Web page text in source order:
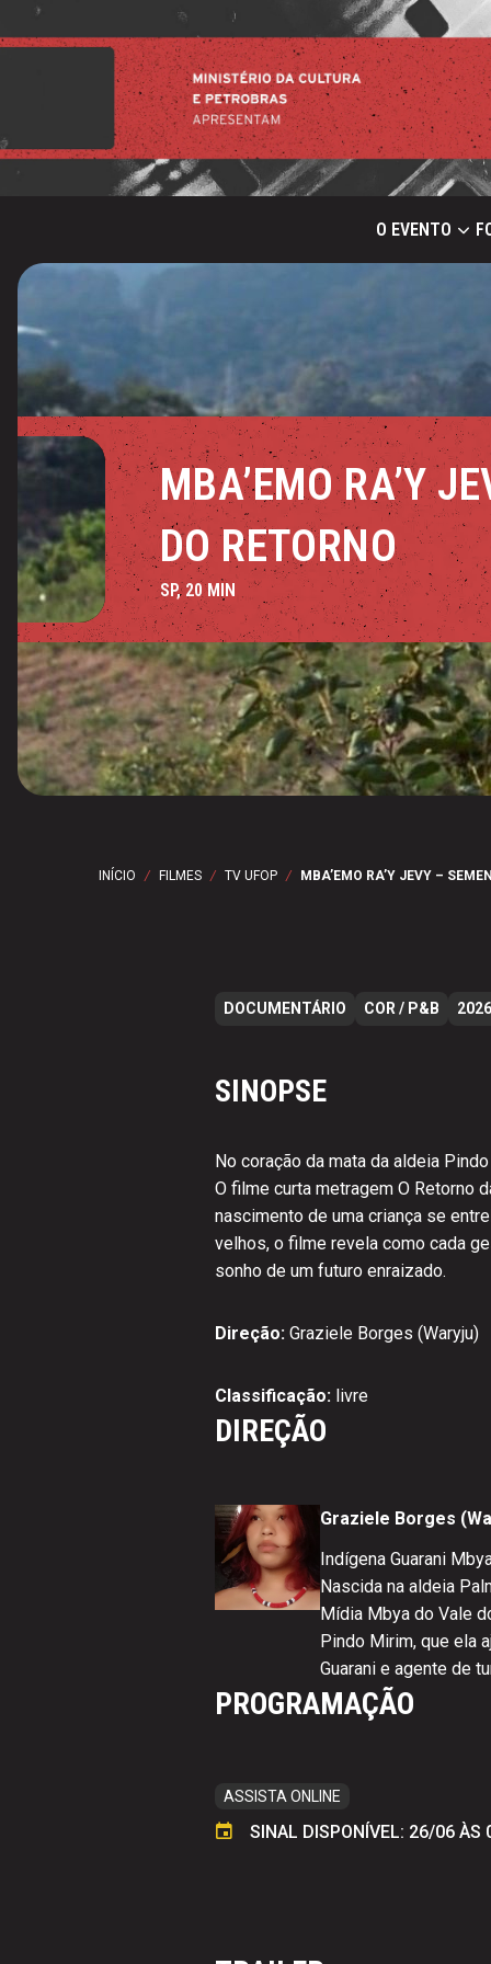
O EVENTO
MBA’EMO RA’Y
DO RETORNO
SP, 20 MIN
INÍCIO / FILMES / TV UFOP / MBA’EMO RA’Y JEVY –
DOCUMENTÁRIO COR / P&B 2026
SINOPSE
No coração da mata da aldeia
O filme curta metragem O Retorno
nascimento de uma criança se
velhos, o filme revela como cada
sonho de um futuro enraizado.
Direção: Graziele Borges (Waryju)
Classificação: livre
DIREÇÃO
Graziele Borges
Indígena Guarani
Nascida na aldeia
Mídia Mbya do Vale
Pindo Mirim, que ela
Guarani e agente de
PROGRAMAÇÃO
ASSISTA ONLINE
SINAL DISPONÍVEL: 26/06